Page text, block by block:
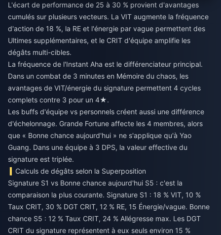
L'écart de performance de 25 à 30 % provient d'avantages
cumulés sur plusieurs vecteurs. La VIT augmente la fréquence
d'action de 18 %, la RE et l'énergie par vague permettent des
Ultimes supplémentaires, et le CRIT d'équipe amplifie les
dégâts multi-cibles.
La fréquence de l'Instant Aha est le différenciateur principal.
Dans un combat de 3 minutes en Mémoire du chaos, les
avantages de VIT/énergie du signature permettent 4 cycles
complets contre 3 pour un 4★.
Les buffs d'équipe vs personnels créent aussi une différence
d'échelonnage. Grande Fortune affecte les 4 membres, alors
que « Bonne chance aujourd'hui » ne s'applique qu'à Yao
Guang. Dans une équipe à 3 DPS, la valeur effective du
signature est triplée.
Calculs de dégâts selon la Superposition
Signature S1 vs Bonne chance aujourd'hui S5 : c'est la
comparaison la plus courante. Signature S1 : 18 % VIT, 10 %
Taux CRIT, 30 % DGT CRIT, 12 % RE, 15 Énergie/vague. Bonne
chance S5 : 12 % Taux CRIT, 24 % Allégresse max. Les DGT
CRIT du signature représentent à eux seuls environ 15 %